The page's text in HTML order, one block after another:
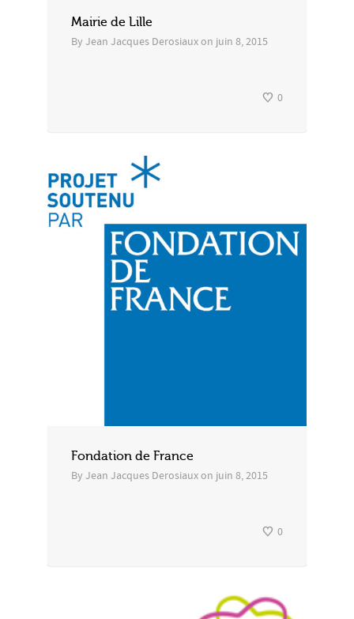
Mairie de Lille
By Jean Jacques Derosiauxon juin 8, 2015
0
Fondation de France
By Jean Jacques Derosiauxon juin 8, 2015
0